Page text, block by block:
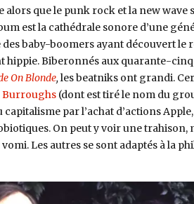
alors que le punk rock et la new wave
est la cathédrale sonore d’une
des baby-boomers ayant découvert le
hippie. Biberonnés aux quarante-
On Blonde, les beatniks ont grandi.
Burroughs(dont est tiré le nom du
par l’achat d’actions
On peut y voir une trahison,
Les autres se sont adaptés à la